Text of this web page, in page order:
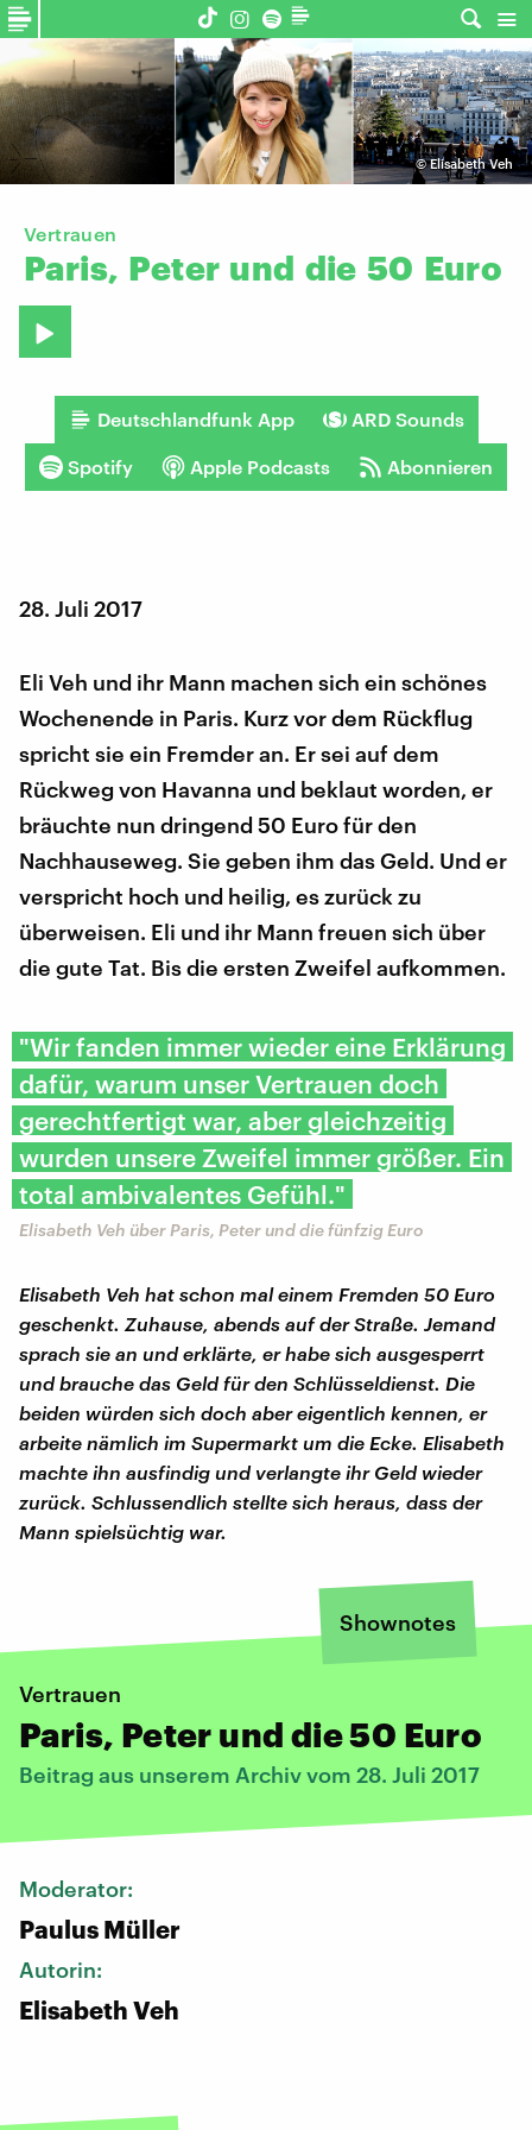
©Elisabeth Veh
Vertrauen
Paris, Peter und die 50 Euro
Deutschlandfunk App ARD Sounds
Spotify Apple Podcasts Abonnieren
28. Juli 2017
Eli Veh und ihr Mann machen sich ein schönes
Wochenende in Paris. Kurz vor dem Rückflug
spricht sie ein Fremder an. Er sei auf dem
Rückweg von Havanna und beklaut worden, er
bräuchte nun dringend 50 Euro für den
Nachhauseweg. Sie geben ihm das Geld. Und er
verspricht hoch und heilig, es zurück zu
überweisen. Eli und ihr Mann freuen sich über
die gute Tat. Bis die ersten Zweifel aufkommen.
"Wir fanden immer wieder eine Erklärung
dafür, warum unser Vertrauen doch
gerechtfertigt war, aber gleichzeitig
wurden unsere Zweifel immer größer. Ein
total ambivalentes Gefühl."
Elisabeth Veh über Paris, Peter und die fünfzig Euro
Elisabeth Veh hat schon mal einem Fremden 50 Euro
geschenkt. Zuhause, abends auf der Straße. Jemand
sprach sie an und erklärte, er habe sich ausgesperrt
und brauche das Geld für den Schlüsseldienst. Die
beiden würden sich doch aber eigentlich kennen, er
arbeite nämlich im Supermarkt um die Ecke. Elisabeth
machte ihn ausfindig und verlangte ihr Geld wieder
zurück. Schlussendlich stellte sich heraus, dass der
Mann spielsüchtig war.
Shownotes
Vertrauen
Paris, Peter und die 50 Euro
Beitrag aus unserem Archiv vom 28. Juli 2017
Moderator:
Paulus Müller
Autorin:
Elisabeth Veh